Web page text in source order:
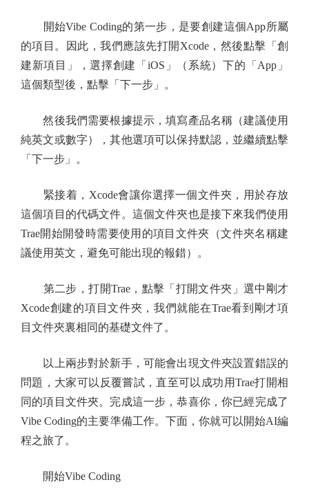
開始Vibe Coding的第一步，是要創建這個App所屬
的項目。因此，我們應該先打開Xcode，然後點擊「創
建新項目」，選擇創建「iOS」（系統）下的「App」
這個類型後，點擊「下一步」。
然後我們需要根據提示，填寫產品名稱（建議使用
純英文或數字），其他選項可以保持默認，並繼續點擊
「下一步」。
緊接着，Xcode會讓你選擇一個文件夾，用於存放
這個項目的代碼文件。這個文件夾也是接下來我們使用
Trae開始開發時需要使用的項目文件夾（文件夾名稱建
議使用英文，避免可能出現的報錯）。
第二步，打開Trae，點擊「打開文件夾」選中剛才
Xcode創建的項目文件夾，我們就能在Trae看到剛才項
目文件夾裏相同的基礎文件了。
以上兩步對於新手，可能會出現文件夾設置錯誤的
問題，大家可以反覆嘗試，直至可以成功用Trae打開相
同的項目文件夾。完成這一步，恭喜你，你已經完成了
Vibe Coding的主要準備工作。下面，你就可以開始AI編
程之旅了。
開始Vibe Coding